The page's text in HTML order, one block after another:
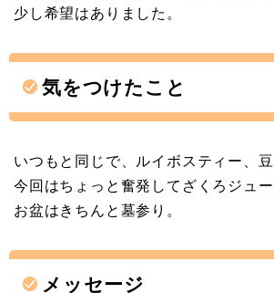
少し希望はありました。
気をつけたこと
いつもと同じで、ルイボスティー、豆
今回はちょっと奮発してざくろジュー
お盆はきちんと墓参り。
メッセージ